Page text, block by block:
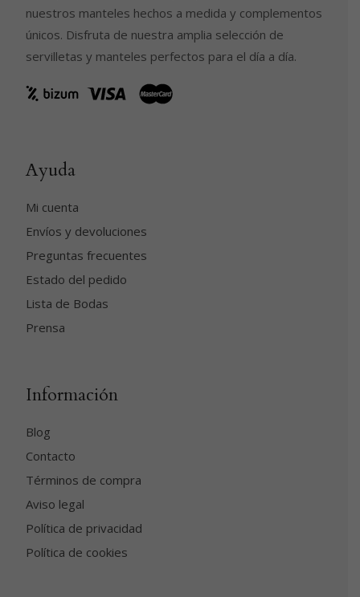
nuestros manteles hechos a medida y complementos
únicos. Disfruta de nuestra amplia selección de
servilletas y manteles perfectos para el día a día.
Ayuda
Mi cuenta
Envíos y devoluciones
Preguntas frecuentes
Estado del pedido
Lista de Bodas
Prensa
Información
Blog
Contacto
Términos de compra
Aviso legal
Política de privacidad
Política de cookies